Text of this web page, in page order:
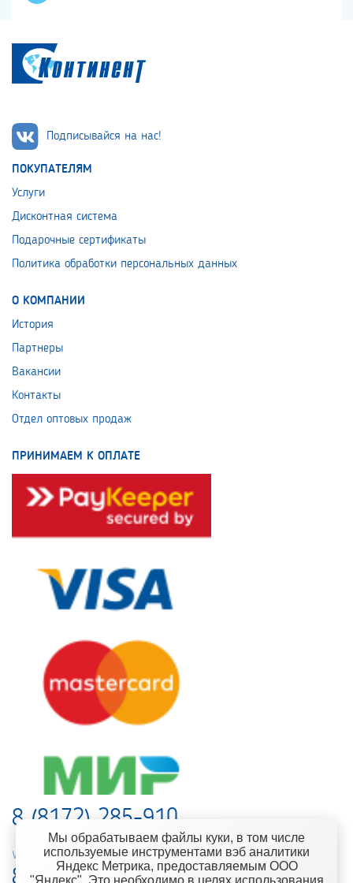
Подписывайся на нас!
ПОКУПАТЕЛЯМ
Услуги
Дисконтная система
Подарочные сертификаты
Политика обработки персональных данных
О КОМПАНИИ
История
Партнеры
Вакансии
Контакты
Отдел оптовых продаж
ПРИНИМАЕМ К ОПЛАТЕ
8 (8172) 285-910
web-support@kontinent.ru
8 900 501-25-53
Мы обрабатываем файлы куки, в том числе
используемые инструментами вэб аналитики
Яндекс Метрика, предоставляемым ООО
"Яндекс". Это необходимо в целях использования